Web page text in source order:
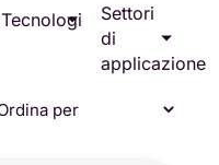
Tecnologie
Settori
di
applicazione